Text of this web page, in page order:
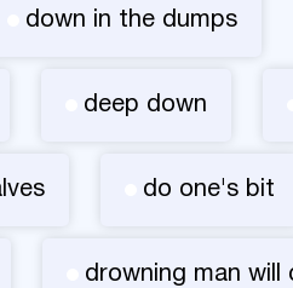
down in the dumps
deep down
do one's bit
drowning man